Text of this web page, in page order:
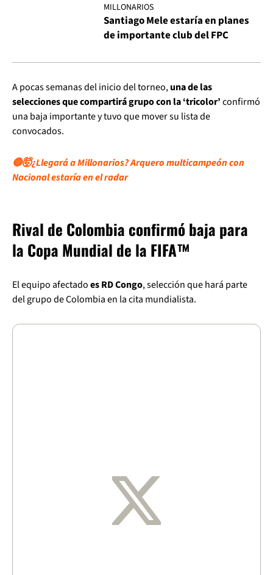
MILLONARIOS
Santiago Mele estaría en planes
de importante club del FPC
A pocas semanas del inicio del torneo,una de las
selecciones que compartirá grupo con la ‘tricolor’confirmó
una baja importante y tuvo que mover su lista de
convocados.
🔵🤯¿Llegará a Millonarios? Arquero multicampeón con
Nacional estaría en el radar
Rival de Colombia confirmó baja para
la Copa Mundial de la FIFA™
El equipo afectadoes RD Congo, selección que hará parte
del grupo de Colombia en la cita mundialista.